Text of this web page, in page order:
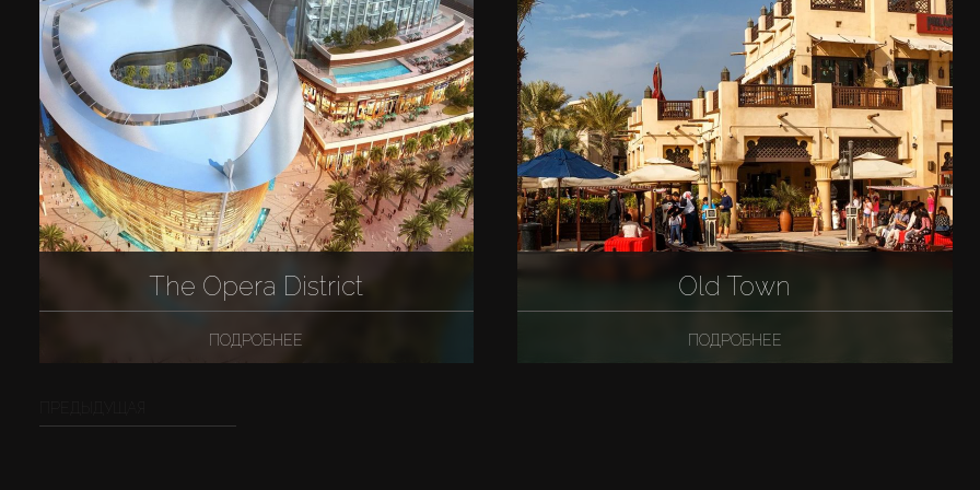
The Opera District
ПОДРОБНЕЕ
Old Town
ПОДРОБНЕЕ